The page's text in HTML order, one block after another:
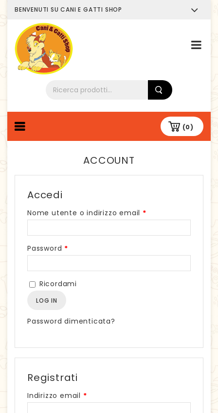
BENVENUTI SU CANI E GATTI SHOP
(0)
ACCOUNT
Accedi
Nome utente o indirizzo email *
Password *
Ricordami
LOG IN
Password dimenticata?
Registrati
Indirizzo email *